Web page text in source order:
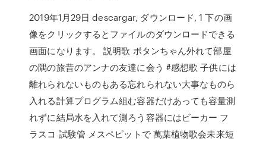
2019年1月29日 descargar, ダウンロード, 1 下の画
像をクリックするとファイルのダウンロードできる
画面になります。 説明歌 ボタンちゃん外れて部屋
の隅の旅昔のアンナの友達に会う #感想歌 子供には
離れられないものもある忘れられない大事なものら
入れる計算プログラム組む容器だけあっても容量測
れずに結局水を入れて測ろう容器にはビーカー フ
ラスコ 試験管 メスペピットで 萬葉植物歌会未来短